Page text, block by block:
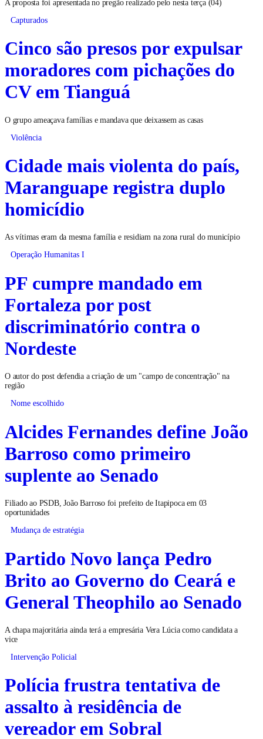
Capturados
Cinco são presos por expulsar
moradores com pichações do
CV em Tianguá
O grupo ameaçava famílias e mandava que deixassem as casas
Violência
Cidade mais violenta do país,
Maranguape registra duplo
homicídio
As vítimas eram da mesma família e residiam na zona rural do município
Operação Humanitas I
PF cumpre mandado em
Fortaleza por post
discriminatório contra o
Nordeste
O autor do post defendia a criação de um "campo de concentração" na
região
Nome escolhido
Alcides Fernandes define João
Barroso como primeiro
suplente ao Senado
Filiado ao PSDB, João Barroso foi prefeito de Itapipoca em 03
oportunidades
Mudança de estratégia
Partido Novo lança Pedro
Brito ao Governo do Ceará e
General Theophilo ao Senado
A chapa majoritária ainda terá a empresária Vera Lúcia como candidata a
vice
Intervenção Policial
Polícia frustra tentativa de
assalto à residência de
vereador em Sobral